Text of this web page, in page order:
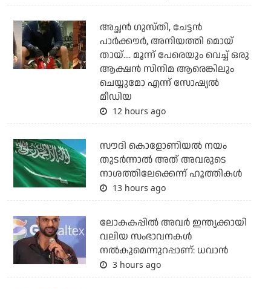
അച്ഛന്‍ ഗുസ്തി, ചേട്ടന്‍
പാര്‍ക്കൗര്‍, അനിയത്തി മൊയ്
തായ്.... മൂന്ന് പേരെയും വെച്ച് ഒരു
ആക്ഷന്‍ സിനിമ ആരെങ്കിലും
ചെയ്യുമോ എന്ന് സോഷ്യല്‍
മീഡിയ
12 hours ago
സൗദി കൊളോണിയല്‍ നയം
തുടര്‍ന്നാല്‍ അത് അവരുടെ
നാശത്തിലേക്കെന്ന് ഹൂത്തികള്‍
13 hours ago
ലോകകപ്പിൽ അവര്‍ ഇന്ത്യക്കായി
വലിയ സംഭാവനകള്‍
നല്‍കുമെന്നുറപ്പാണ്: ധവാന്‍
3 hours ago